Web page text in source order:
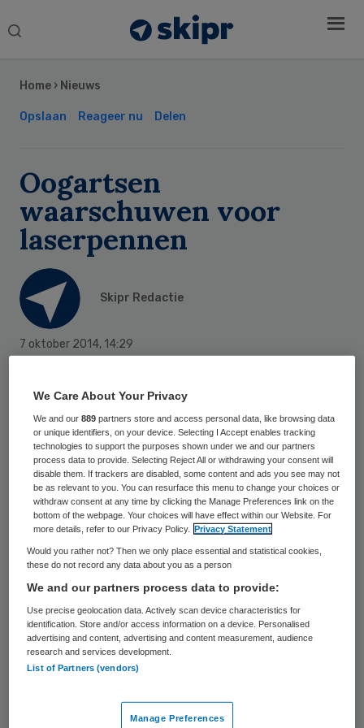
Search
Home › Nieuws
Opslaan Reageer nu Delen
Oogartsen
waarschuwen voor
laserpennen
Skipr Redactie
7 oktober 2014, 14:29
Een groep Nederlandse oogartsen
waarschuwt voor laserpennen. Alleen al dit
jaar en vorig jaar liepen 17 mensen, vooral
kinderen en jongeren, permanente
oogschade op doordat ze met de krachtige
pennen in hun oog hadden geschenen. De
oogartsen van het Nederlands
Oogheelkundig Gezelschap (NOG)
waarschuwen onder meer het ministerie
van Volksgezondheid, de Gezondheidsraad
en de Onderzoeksraad voor de Veiligheid
dinsdag laten weten.
Sidebar
We Care About Your Privacy
We and our889 partners store and access personal data, like browsing data
or unique identifiers, on your device. Selecting I Accept enables tracking
technologies to support the purposes shown under we and our partners
process data to provide. Selecting Reject All or withdrawing your consent will
disable them. If trackers are disabled, some content and ads you see may not
be as relevant to you. You can resurface this menu to change your choices or
withdraw consent at any time by clicking the Manage Preferences link on the
bottom of the webpage. Your choices will have effect within our Website. For
more details, refer to our Privacy Policy.
Privacy Statement
Would you rather not? Then we only place essential and statistical cookies,
these do not record any data about you as a person
We and our partners process data to provide:
Use precise geolocation data. Actively scan device characteristics for
identification. Store and/or access information on a device. Personalised
advertising and content, advertising and content measurement, audience
research and services development.
List of Partners (vendors)
Manage Preferences